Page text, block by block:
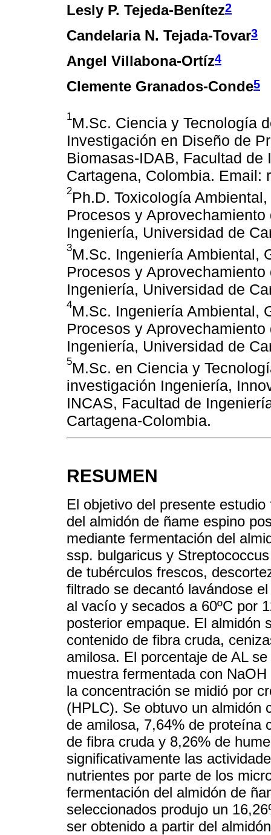
Lesly P. Tejeda-Benítez2
Candelaria N. Tejada-Tovar3
Angel Villabona-Ortíz4
Clemente Granados-Conde5
1M.Sc. Ciencia y Tecnología
Investigación en Diseño de
Biomasas-IDAB, Facultad
Cartagena, Colombia. Email:
2Ph.D. Toxicología
Procesos y
Ingeniería, Universidad de
3M.Sc. Ingeniería Ambiental,
Procesos y
Ingeniería, Universidad de
4M.Sc. Ingeniería Ambiental,
Procesos y
Ingeniería, Universidad de
5M.Sc. en Ciencia y
investigación Ingeniería,
INCAS, Facultad de
Cartagena-Colombia.
RESUMEN
El objetivo del presente
del almidón de ñame espino
mediante fermentación del
ssp. bulgaricus y
de tubérculos frescos,
filtrado se decantó lavándose
al vacío y secados a 60ºC por
posterior empaque. El almidón
contenido de fibra cruda,
amilosa. El porcentaje de AL
muestra fermentada con
la concentración se midió por
(HPLC). Se obtuvo un almidón
de amilosa, 7,64% de proteína
de fibra cruda y 8,26% de
significativamente las
nutrientes por parte de los
fermentación del almidón de
seleccionados produjo un
ser obtenido a partir del